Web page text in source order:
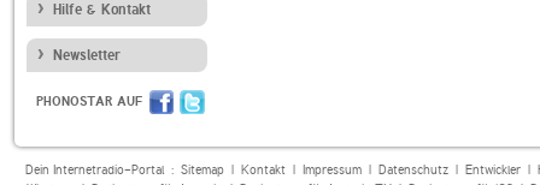
Hilfe & Kontakt
Newsletter
PHONOSTAR AUF
Dein Internetradio-Portal : Sitemap| Kontakt| Impressum| Datenschutz| Entwickler|